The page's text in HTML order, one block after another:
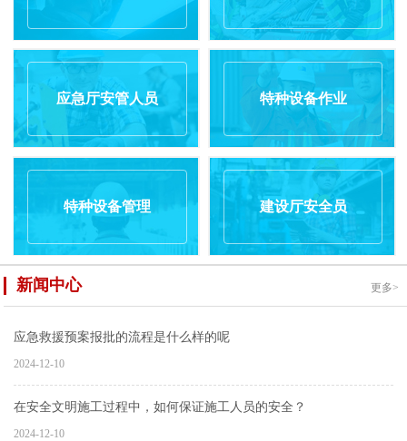
应急厅安管人员 特种设备作业
特种设备管理 建设厅安全员
新闻中心 更多>
应急救援预案报批的流程是什么样的呢
2024-12-10
在安全文明施工过程中，如何保证施工人员的安全？
2024-12-10